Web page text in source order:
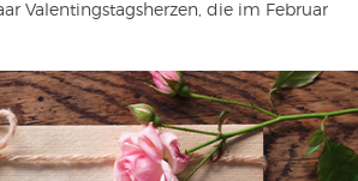
Valentingstagsherzen, die im Februar